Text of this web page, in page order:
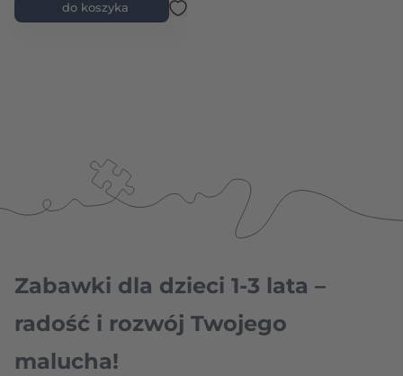
do koszyka
Zabawki dla dzieci 1-3 lata –
radość i rozwój Twojego
malucha!